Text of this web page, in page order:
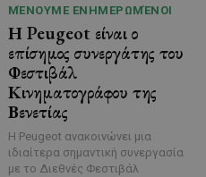
ΜΈΝΟΥΜΕ ΕΝΗΜΕΡΩΜΈΝΟΙ
Η Peugeot είναι ο
επίσημος συνεργάτης του
Φεστιβάλ
Κινηματογράφου της
Βενετίας
Η Peugeot ανακοινώνει μια
ιδιαίτερα σημαντική συνεργασία
με το Διεθνές Φεστιβάλ